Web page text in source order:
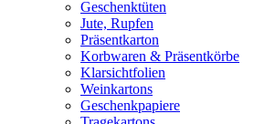
Geschenktüten
Jute, Rupfen
Präsentkarton
Korbwaren & Präsentkörbe
Klarsichtfolien
Weinkartons
Geschenkpapiere